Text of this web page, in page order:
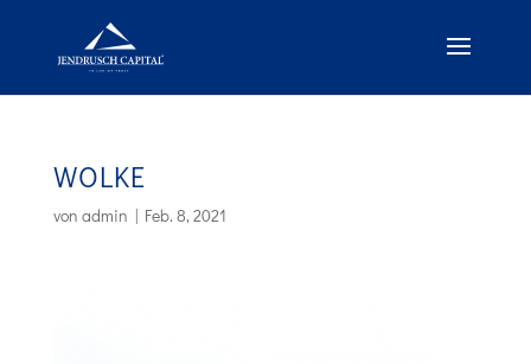
WOLKE
von admin | Feb. 8, 2021